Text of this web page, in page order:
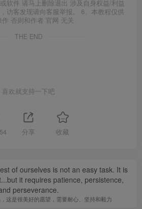
软件 请马上删除退出 涉及自身权益/利益
访客发现请向客服举报。 6、本教程仅供
否则和作者 官网 无关
THE END
喜欢就支持一下吧
分享 收藏
of ourselves is not an easy task. It is
it requires patience, persistence,
perseverance.
这是很美好的愿望，需要耐心、坚持和毅力